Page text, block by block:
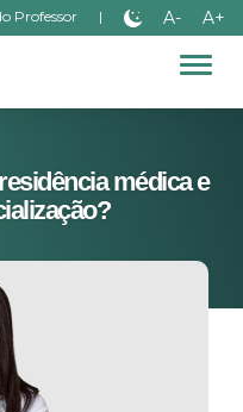
Professor | A- A+
médica e